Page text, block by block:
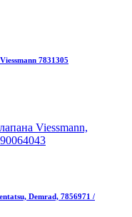
7831305
Demrad, 7856971 /